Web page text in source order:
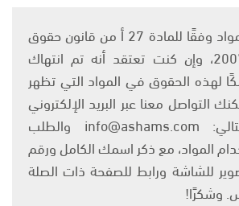
يتم الاستخدام المواد وفقًا للمادة 27 أ من قانون حقوق
التأليف والنشر 2007، وإن كنت تعتقد أنه تم انتهاك
لهذه الحقوق في المواد التي تظهر
التواصل معنا عبر البريد الإلكتروني
على العنوان التالي: info@ashams.com والطلب
المواد، مع ذكر اسمك الكامل ورقم
للشاشة ورابط للصفحة ذات الصلة
وشكرًا!